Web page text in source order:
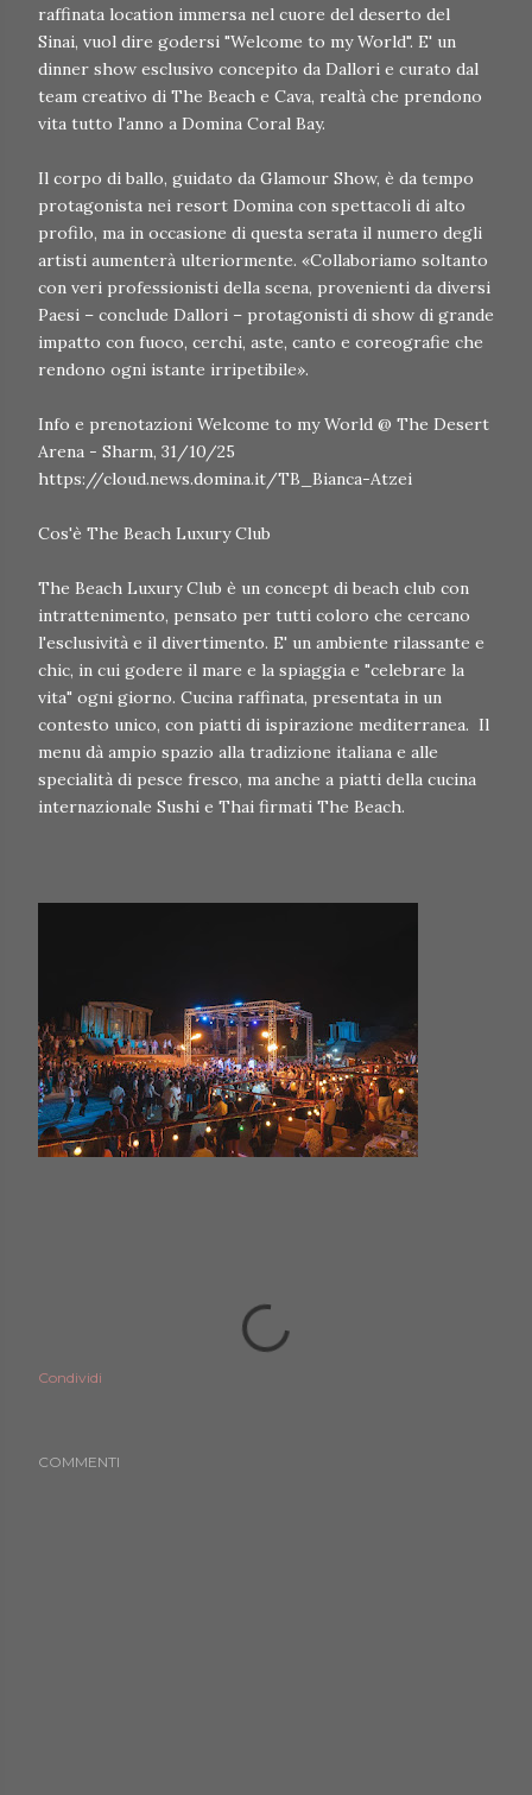
raffinata location immersa nel cuore del deserto del
Sinai, vuol dire godersi "Welcome to my World". E' un
dinner show esclusivo concepito da Dallori e curato dal
team creativo di The Beach e Cava, realtà che prendono
vita tutto l'anno a Domina Coral Bay.
Il corpo di ballo, guidato da Glamour Show, è da tempo
protagonista nei resort Domina con spettacoli di alto
profilo, ma in occasione di questa serata il numero degli
artisti aumenterà ulteriormente. «Collaboriamo soltanto
con veri professionisti della scena, provenienti da diversi
Paesi – conclude Dallori – protagonisti di show di grande
impatto con fuoco, cerchi, aste, canto e coreografie che
rendono ogni istante irripetibile».
Info e prenotazioni Welcome to my World @ The Desert
Arena - Sharm, 31/10/25
https://cloud.news.domina.it/TB_Bianca-Atzei
Cos'è The Beach Luxury Club
The Beach Luxury Club è un concept di beach club con
intrattenimento, pensato per tutti coloro che cercano
l'esclusività e il divertimento. E' un ambiente rilassante e
chic, in cui godere il mare e la spiaggia e "celebrare la
vita" ogni giorno. Cucina raffinata, presentata in un
contesto unico, con piatti di ispirazione mediterranea. Il
menu dà ampio spazio alla tradizione italiana e alle
specialità di pesce fresco, ma anche a piatti della cucina
internazionale Sushi e Thai firmati The Beach.
Condividi
COMMENTI